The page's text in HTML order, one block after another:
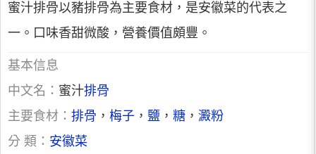
蜜汁排骨以豬排骨為主要食材，是安徽菜的代表之
一。口味香甜微酸，營養價值頗豐。
基本信息
中文名： 蜜汁排骨
主要食材： 排骨 ， 梅子 ， 鹽 ， 糖 ， 澱粉
分 類： 安徽菜